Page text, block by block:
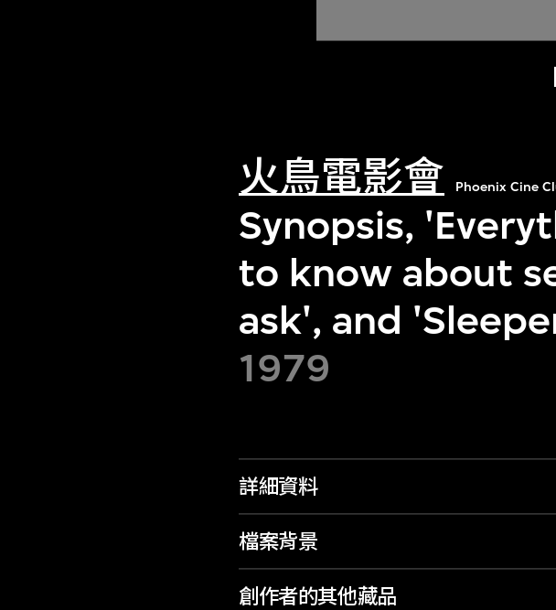
火鳥電影會 Phoenix Cine
Synopsis,
to know about
ask', and
1979
詳細資料
檔案背景
創作者的其他藏品